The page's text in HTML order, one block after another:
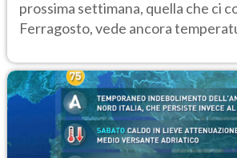
prossima settimana, quella che ci
Ferragosto, vede ancora